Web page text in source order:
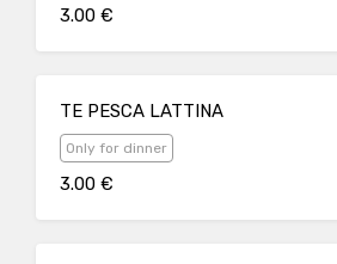
3.00 €
TE PESCA LATTINA
Only for dinner
3.00 €